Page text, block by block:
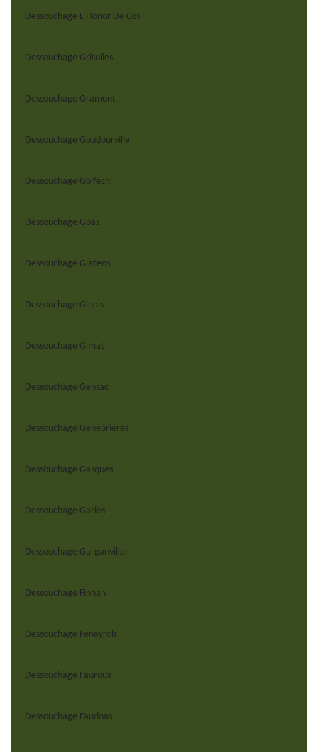
Dessouchage L Honor De Cos
Dessouchage Grisolles
Dessouchage Gramont
Dessouchage Goudourville
Dessouchage Golfech
Dessouchage Goas
Dessouchage Glatens
Dessouchage Ginals
Dessouchage Gimat
Dessouchage Gensac
Dessouchage Genebrieres
Dessouchage Gasques
Dessouchage Garies
Dessouchage Garganvillar
Dessouchage Finhan
Dessouchage Feneyrols
Dessouchage Fauroux
Dessouchage Faudoas